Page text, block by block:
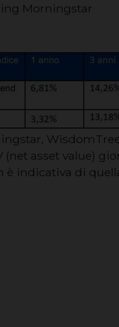
Morningstar
asset value)
è indicativa di